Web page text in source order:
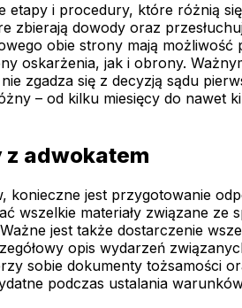
i procedury, które różnią
dowody oraz
obie strony mają
oskarżenia, jak i obrony.
zgadza się z decyzją sądu
– od kilku miesięcy do nawet
z adwokatem
jest przygotowanie
materiały związane ze
jest także dostarczenie
opis wydarzeń
sobie dokumenty tożsamości
podczas ustalania